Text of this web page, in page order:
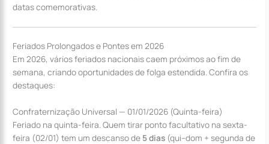
datas comemorativas.
Feriados Prolongados e Pontes em 2026
Em 2026, vários feriados nacionais caem próximos ao fim de
semana, criando oportunidades de folga estendida. Confira os
destaques:
Confraternização Universal — 01/01/2026 (Quinta-feira)
Feriado na quinta-feira. Quem tirar ponto facultativo na sexta-
feira (02/01) tem um descanso de 5 dias (qui–dom + segunda de